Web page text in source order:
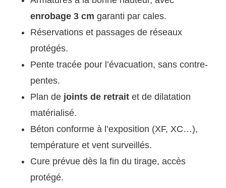
enrobage 3 cm garanti par cales.
Réservations et passages de réseaux
protégés.
Pente tracée pour l’évacuation, sans contre-
pentes.
Plan de joints de retrait et de dilatation
matérialisé.
Béton conforme à l’exposition (XF, XC…),
température et vent surveillés.
Cure prévue dès la fin du tirage, accès
protégé.